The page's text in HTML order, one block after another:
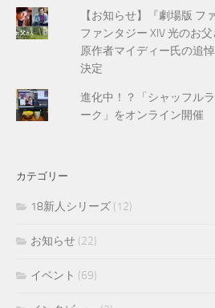
【お知らせ】『劇場版 フ
ファンタジー XIV 光のお父
原作者マイディー氏の追
決定
進化中！？「シャッフル
ーク」をオンライン開催
カテゴリー
18新人シリーズ (12)
お知らせ (22)
イベント (69)